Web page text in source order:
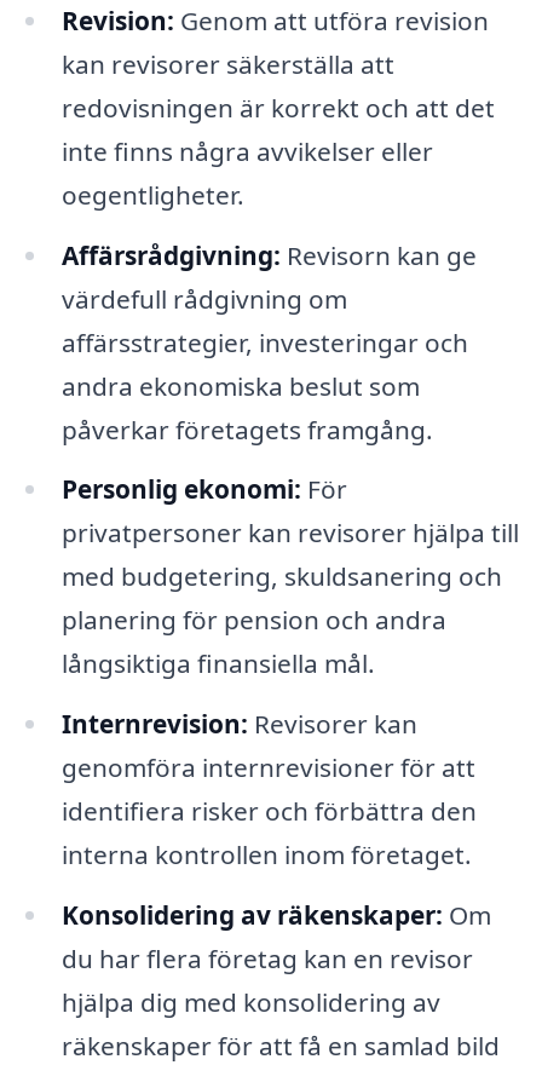
Revision: Genom att utföra revision
kan revisorer säkerställa att
redovisningen är korrekt och att det
inte finns några avvikelser eller
oegentligheter.
Affärsrådgivning: Revisorn kan ge
värdefull rådgivning om
affärsstrategier, investeringar och
andra ekonomiska beslut som
påverkar företagets framgång.
Personlig ekonomi: För
privatpersoner kan revisorer hjälpa till
med budgetering, skuldsanering och
planering för pension och andra
långsiktiga finansiella mål.
Internrevision: Revisorer kan
genomföra internrevisioner för att
identifiera risker och förbättra den
interna kontrollen inom företaget.
Konsolidering av räkenskaper: Om
du har flera företag kan en revisor
hjälpa dig med konsolidering av
räkenskaper för att få en samlad bild